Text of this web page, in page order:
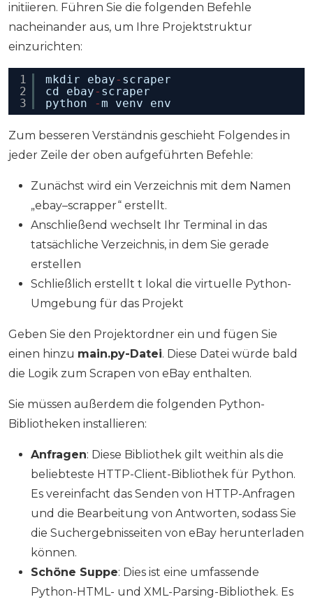
initiieren. Führen Sie die folgenden Befehle
nacheinander aus, um Ihre Projektstruktur
einzurichten:
1
2
3
mkdir ebay- scraper
cd ebay- scraper
python
-m venv env
Zum besseren Verständnis geschieht Folgendes in
jeder Zeile der oben aufgeführten Befehle:
Zunächst wird ein Verzeichnis mit dem Namen
„ebay–scrapper“ erstellt.
Anschließend wechselt Ihr Terminal in das
tatsächliche Verzeichnis, in dem Sie gerade
erstellen
Schließlich erstellt t lokal die virtuelle Python-
Umgebung für das Projekt
Geben Sie den Projektordner ein und fügen Sie
einen hinzu main.py-Datei. Diese Datei würde bald
die Logik zum Scrapen von eBay enthalten.
Sie müssen außerdem die folgenden Python-
Bibliotheken installieren:
Anfragen: Diese Bibliothek gilt weithin als die
beliebteste HTTP-Client-Bibliothek für Python.
Es vereinfacht das Senden von HTTP-Anfragen
und die Bearbeitung von Antworten, sodass Sie
die Suchergebnisseiten von eBay herunterladen
können.
Schöne Suppe: Dies ist eine umfassende
Python-HTML- und XML-Parsing-Bibliothek. Es